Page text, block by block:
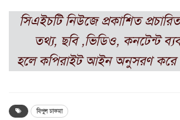
সিএইচটি নিউজে প্রকাশিত
তথ্য, ছবি ,ভিডিও, কনটেন্ট
হলে কপিরাইট আইন অনুসরণ করে
বিপুল চাকমা